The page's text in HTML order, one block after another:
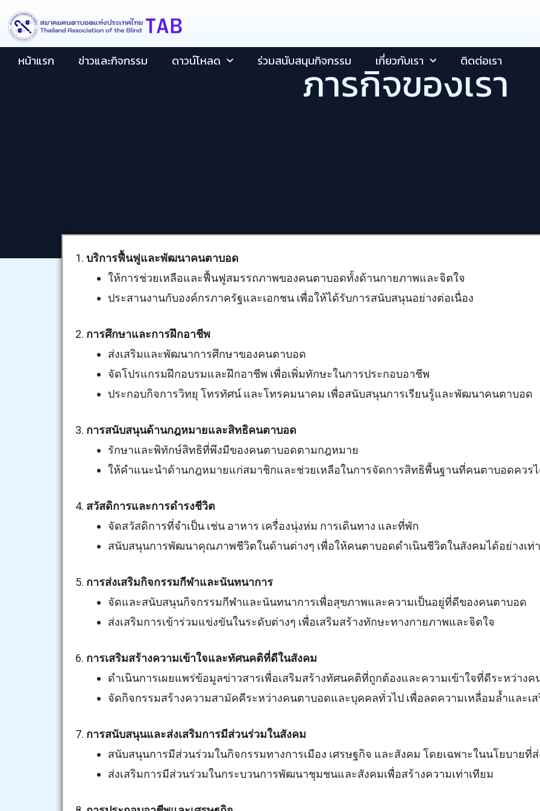
content
Skip
to
content
หน้าแรก ข่าวและกิจกรรม ดาวน์โหลด ร่วมสนับสนุนกิจกรรม เกี่ยวกับเรา ติดต่อเรา
ภารกิจของเรา
1. บริการฟื้นฟูและพัฒนาคนตาบอด
ให้การช่วยเหลือและฟื้นฟูสมรรถภาพของคนตาบอดทั้งด้านกายภาพและจิตใจ
ประสานงานกับองค์กรภาครัฐและเอกชน เพื่อให้ได้รับการสนับสนุนอย่างต่อเนื่อง
2. การศึกษาและการฝึกอาชีพ
ส่งเสริมและพัฒนาการศึกษาของคนตาบอด
จัดโปรแกรมฝึกอบรมและฝึกอาชีพ เพื่อเพิ่มทักษะในการประกอบอาชีพ
ประกอบกิจการวิทยุ โทรทัศน์ และโทรคมนาคม เพื่อสนับสนุนการเรียนรู้และพัฒนาคนตาบอด
3. การสนับสนุนด้านกฎหมายและสิทธิคนตาบอด
รักษาและพิทักษ์สิทธิที่พึงมีของคนตาบอดตามกฎหมาย
ให้คำแนะนำด้านกฎหมายแก่สมาชิกและช่วยเหลือในการจัดการสิทธิพื้นฐานที่คนตาบอดควร
4. สวัสดิการและการดำรงชีวิต
จัดสวัสดิการที่จำเป็น เช่น อาหาร เครื่องนุ่งห่ม การเดินทาง และที่พัก
สนับสนุนการพัฒนาคุณภาพชีวิตในด้านต่างๆ เพื่อให้คนตาบอดดำเนินชีวิตในสังคมได้อย่างเท่
5. การส่งเสริมกิจกรรมกีฬาและนันทนาการ
จัดและสนับสนุนกิจกรรมกีฬาและนันทนาการเพื่อสุขภาพและความเป็นอยู่ที่ดีของคนตาบอด
ส่งเสริมการเข้าร่วมแข่งขันในระดับต่างๆ เพื่อเสริมสร้างทักษะทางกายภาพและจิตใจ
6. การเสริมสร้างความเข้าใจและทัศนคติที่ดีในสังคม
ดำเนินการเผยแพร่ข้อมูลข่าวสารเพื่อเสริมสร้างทัศนคติที่ถูกต้องและความเข้าใจที่ดีระหว่าง
จัดกิจกรรมสร้างความสามัคคีระหว่างคนตาบอดและบุคคลทั่วไป เพื่อลดความเหลื่อมล้ำและ
7. การสนับสนุนและส่งเสริมการมีส่วนร่วมในสังคม
สนับสนุนการมีส่วนร่วมในกิจกรรมทางการเมือง เศรษฐกิจ และสังคม โดยเฉพาะในนโยบายที่
ส่งเสริมการมีส่วนร่วมในกระบวนการพัฒนาชุมชนและสังคมเพื่อสร้างความเท่าเทียม